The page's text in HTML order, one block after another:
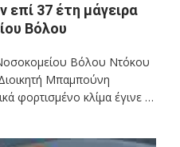
επί 37 έτη μάγειρα
Βόλου
Βόλου Ντόκου
Μπαμπούνη
φορτισμένο κλίμα έγινε …